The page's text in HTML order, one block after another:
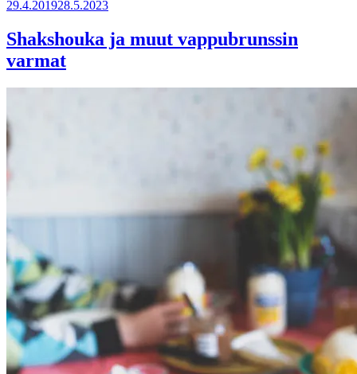
29.4.201928.5.2023
Shakshouka ja muut vappubrunssin
varmat